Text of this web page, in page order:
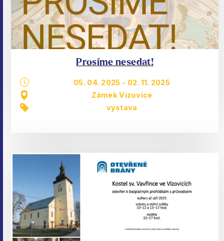
Prosíme nesedat!
05. 04. 2025 - 02. 11. 2025
Zámek Vizovice
výstava